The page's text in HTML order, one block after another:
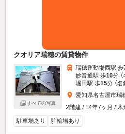
クオリア瑞穂の賃貸物件
すべての写真
瑞穂運動場西駅 歩
妙音通駅 歩10分 （
堀田駅 歩15分 （
愛知県名古屋市瑞
2階建 / 14年7ヶ月 / 木
駐車場あり
駐輪場あり